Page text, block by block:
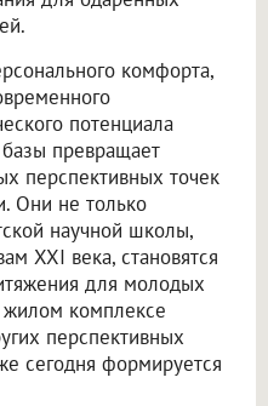
комфорта,
потенциала
превращает
перспективных точек
Они не только
научной школы,
XXI века, становятся
для молодых
жилом комплексе
перспективных
сегодня формируется